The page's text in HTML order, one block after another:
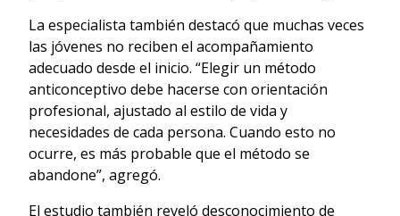
La especialista también destacó que muchas veces
las jóvenes no reciben el acompañamiento
adecuado desde el inicio. “Elegir un método
anticonceptivo debe hacerse con orientación
profesional, ajustado al estilo de vida y
necesidades de cada persona. Cuando esto no
ocurre, es más probable que el método se
abandone”, agregó.
El estudio también reveló desconocimiento de